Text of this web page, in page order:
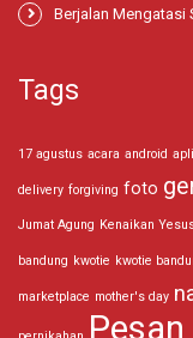
Berjalan Mengatasi
Tags
17 agustus acara android
delivery forgiving foto
Jumat Agung Kenaikan
bandung kwotie kwotie
marketplace mother's day